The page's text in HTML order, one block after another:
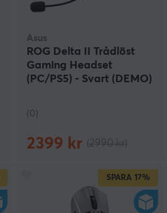
Asus
ROG Delta II Trådlöst
Gaming Headset
(PC/PS5) - Svart (DEMO)
(0)
2399 kr
SPARA 17%